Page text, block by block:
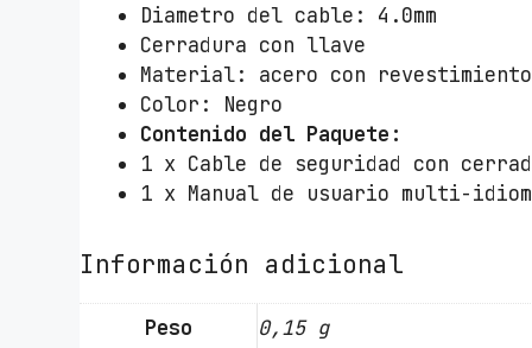
Diametro del cable: 4.0mm
Cerradura con llave
Material: acero con
Color: Negro
Contenido del Paquete:
1 x Cable de seguridad con
1 x Manual de usuario multi-
Información adicional
Peso
0,15 g